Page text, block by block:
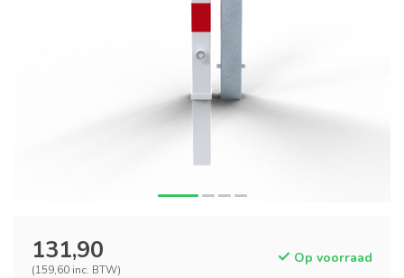
131,90
(159,60 inc. BTW)
Op voorraad